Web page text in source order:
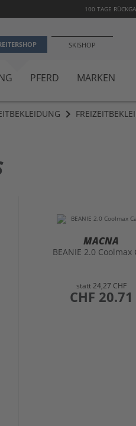
−10%
100 TAGE
SKISHOP
PFERD MARKEN
MACNA
BEANIE 2.0 Coolmax
statt24,27 CHF
preis
CHF 20.71